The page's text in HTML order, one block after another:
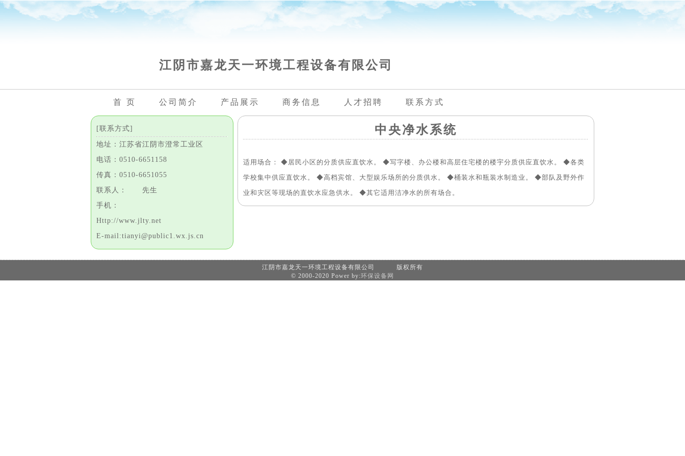
江阴市嘉龙天一环境工程设备有限公司
首 页 公司简介 产品展示 商务信息 人才招聘 联系方式
[联系方式]
地址：江苏省江阴市澄常工业区
电话：0510-6651158
传真：0510-6651055
联系人： 先生
手机：
Http://www.jlty.net
E-mail:tianyi@public1.wx.js.cn
中央净水系统
适用场合： ◆居民小区的分质供应直饮水。 ◆写字楼、办公楼和高层住宅楼的楼宇分质供应直饮水。 ◆各类
学校集中供应直饮水。 ◆高档宾馆、大型娱乐场所的分质供水。 ◆桶装水和瓶装水制造业。 ◆部队及野外作
业和灾区等现场的直饮水应急供水。 ◆其它适用洁净水的所有场合。
江阴市嘉龙天一环境工程设备有限公司 版权所有
© 2000-2020 Power by:环保设备网